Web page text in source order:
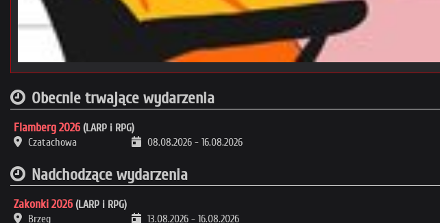
Obecnie trwające wydarzenia
Flamberg 2026 (LARP i RPG)
Czatachowa
08.08.2026 - 16.08.2026
Nadchodzące wydarzenia
Zakonki 2026 (LARP i RPG)
Brzeg
13.08.2026 - 16.08.2026